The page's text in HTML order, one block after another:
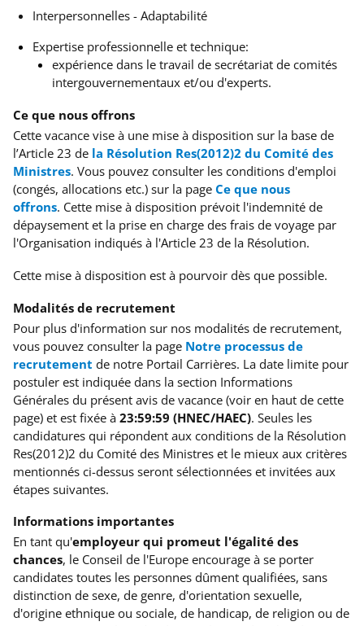
Interpersonnelles - Adaptabilité
Expertise professionnelle et technique:
expérience dans le travail de secrétariat de comités
intergouvernementaux et/ou d'experts.
Ce que nous offrons
Cette vacance vise à une mise à disposition sur la base de
l’Article 23 de la Résolution Res(2012)2 du Comité des
Ministres. Vous pouvez consulter les conditions d'emploi
(congés, allocations etc.) sur la page Ce que nous
offrons. Cette mise à disposition prévoit l'indemnité de
dépaysement et la prise en charge des frais de voyage par
l'Organisation indiqués à l'Article 23 de la Résolution.
Cette mise à disposition est à pourvoir dès que possible.
Modalités de recrutement
Pour plus d'information sur nos modalités de recrutement,
vous pouvez consulter la page Notre processus de
recrutement de notre Portail Carrières. La date limite pour
postuler est indiquée dans la section Informations
Générales du présent avis de vacance (voir en haut de cette
page) et est fixée à 23:59:59 (HNEC/HAEC). Seules les
candidatures qui répondent aux conditions de la Résolution
Res(2012)2 du Comité des Ministres et le mieux aux critères
mentionnés ci-dessus seront sélectionnées et invitées aux
étapes suivantes.
Informations importantes
En tant qu'employeur qui promeut l'égalité des
chances, le Conseil de l'Europe encourage à se porter
candidates toutes les personnes dûment qualifiées, sans
distinction de sexe, de genre, d'orientation sexuelle,
d'origine ethnique ou sociale, de handicap, de religion ou de